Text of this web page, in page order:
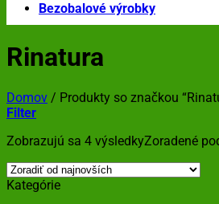
Bezobalové výrobky
Rinatura
Domov / Produkty so značkou
Filter
Zobrazujú sa 4 výsledkyZoradené
Kategórie